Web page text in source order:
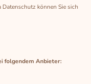
können Sie sich
folgendem Anbieter: